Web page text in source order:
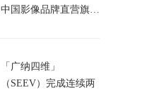
中国影像品牌直营旗舰
「广纳四维」
（SEEV）完成连续两